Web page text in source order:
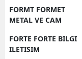
FORMT FORMET
METAL VE CAM
FORTE FORTE BILGI
ILETISIM